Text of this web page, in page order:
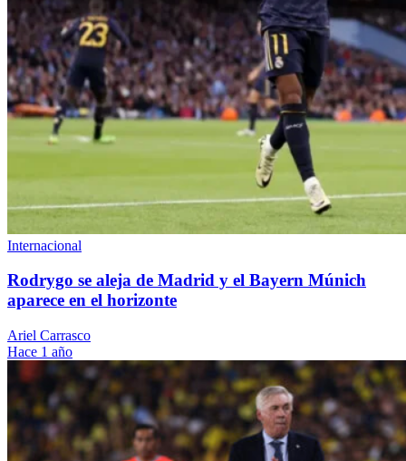
Internacional
Rodrygo se aleja de Madrid y el Bayern Múnich
aparece en el horizonte
Ariel Carrasco
Hace 1 año